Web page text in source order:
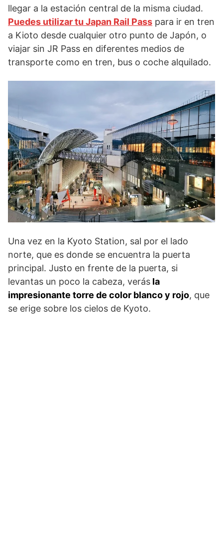
llegar a la estación central de la misma ciudad.
Puedes utilizar tu Japan Rail Pass para ir en tren
a Kioto desde cualquier otro punto de Japón, o
viajar sin JR Pass en diferentes medios de
transporte como en tren, bus o coche alquilado.
Una vez en la Kyoto Station, sal por el lado
norte, que es donde se encuentra la puerta
principal. Justo en frente de la puerta, si
levantas un poco la cabeza, verás la
impresionante torre de color blanco y rojo, que
se erige sobre los cielos de Kyoto.